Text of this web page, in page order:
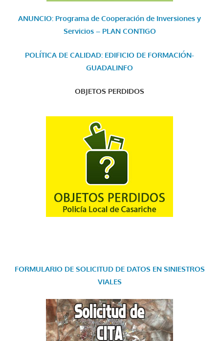
ANUNCIO: Programa de Cooperación de Inversiones y
Servicios – PLAN CONTIGO
POLÍTICA DE CALIDAD: EDIFICIO DE FORMACIÓN-
GUADALINFO
OBJETOS PERDIDOS
FORMULARIO DE SOLICITUD DE DATOS EN SINIESTROS
VIALES